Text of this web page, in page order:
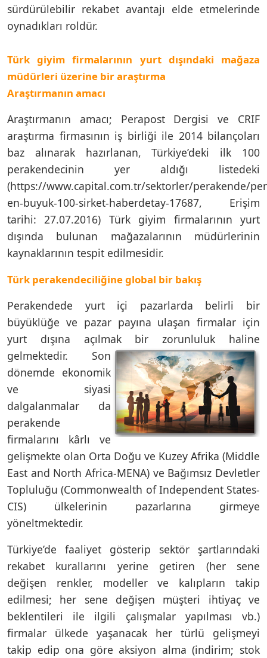
sürdürülebilir rekabet avantajı elde etmelerinde
oynadıkları roldür.
Türk giyim firmalarının yurt dışındaki mağaza
müdürleri üzerine bir araştırma
Araştırmanın amacı
Araştırmanın amacı; Perapost Dergisi ve CRIF
araştırma firmasının iş birliği ile 2014 bilançoları
baz alınarak hazırlanan, Türkiye’deki ilk 100
perakendecinin yer aldığı listedeki
(https://www.capital.com.tr/sektorler/perakende/
en-buyuk-100-sirket-haberdetay-17687, Erişim
tarihi: 27.07.2016) Türk giyim firmalarının yurt
dışında bulunan mağazalarının müdürlerinin
kaynaklarının tespit edilmesidir.
Türk perakendeciliğine global bir bakış
Perakendede yurt içi pazarlarda belirli bir
büyüklüğe ve pazar payına ulaşan firmalar için
yurt dışına açılmak bir zorunluluk haline
gelmektedir. Son
dönemde ekonomik
ve siyasi
dalgalanmalar da
perakende
firmalarını kârlı ve
gelişmekte olan Orta Doğu ve Kuzey Afrika (Middle
East and North Africa-MENA) ve Bağımsız Devletler
Topluluğu (Commonwealth of Independent States-
CIS) ülkelerinin pazarlarına girmeye
yöneltmektedir.
Türkiye’de faaliyet gösterip sektör şartlarındaki
rekabet kurallarını yerine getiren (her sene
değişen renkler, modeller ve kalıpların takip
edilmesi; her sene değişen müşteri ihtiyaç ve
beklentileri ile ilgili çalışmalar yapılması vb.)
firmalar ülkede yaşanacak her türlü gelişmeyi
takip edip ona göre aksiyon alma (indirim; stok